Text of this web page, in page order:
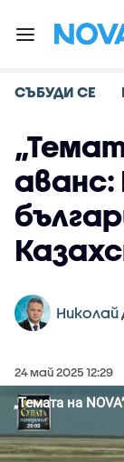
СЪБУДИ СЕ
Николай
24 май 2025 12:29